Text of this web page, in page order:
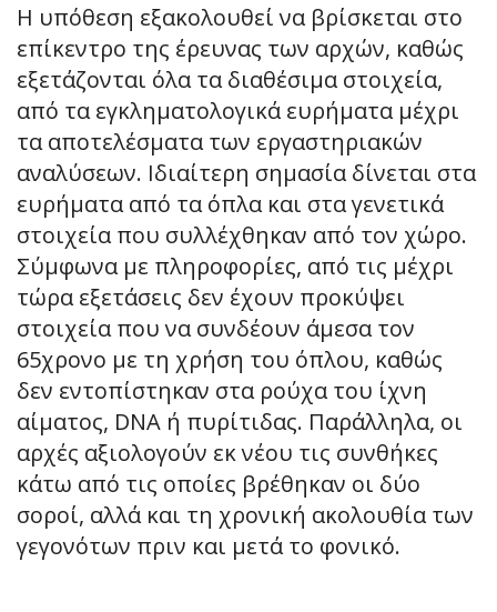
Η υπόθεση εξακολουθεί να βρίσκεται στο
επίκεντρο της έρευνας των αρχών, καθώς
εξετάζονται όλα τα διαθέσιμα στοιχεία,
από τα εγκληματολογικά ευρήματα μέχρι
τα αποτελέσματα των εργαστηριακών
αναλύσεων. Ιδιαίτερη σημασία δίνεται στα
ευρήματα από τα όπλα και στα γενετικά
στοιχεία που συλλέχθηκαν από τον χώρο.
Σύμφωνα με πληροφορίες, από τις μέχρι
τώρα εξετάσεις δεν έχουν προκύψει
στοιχεία που να συνδέουν άμεσα τον
65χρονο με τη χρήση του όπλου, καθώς
δεν εντοπίστηκαν στα ρούχα του ίχνη
αίματος, DNA ή πυρίτιδας. Παράλληλα, οι
αρχές αξιολογούν εκ νέου τις συνθήκες
κάτω από τις οποίες βρέθηκαν οι δύο
σοροί, αλλά και τη χρονική ακολουθία των
γεγονότων πριν και μετά το φονικό.